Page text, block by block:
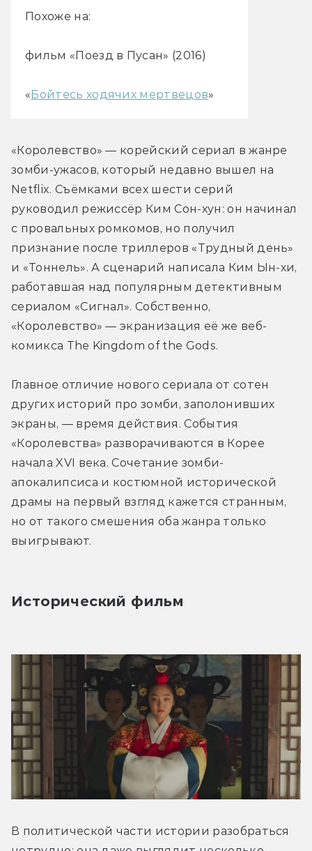
Похоже на:
фильм «Поезд в Пусан» (2016)
«Бойтесь ходячих мертвецов»
«Королевство» — корейский сериал в жанре
зомби-ужасов, который недавно вышел на
Netflix. Съёмками всех шести серий
руководил режиссёр Ким Сон-хун: он начинал
с провальных ромкомов, но получил
признание после триллеров «Трудный день»
и «Тоннель». А сценарий написала Ким Ын-хи,
работавшая над популярным детективным
сериалом «Сигнал». Собственно,
«Королевство» — экранизация её же веб-
комикса The Kingdom of the Gods.
Главное отличие нового сериала от сотен
других историй про зомби, заполонивших
экраны, — время действия. События
«Королевства» разворачиваются в Корее
начала XVI века. Сочетание зомби-
апокалипсиса и костюмной исторической
драмы на первый взгляд кажется странным,
но от такого смешения оба жанра только
выигрывают.
Исторический фильм
В политической части истории разобраться